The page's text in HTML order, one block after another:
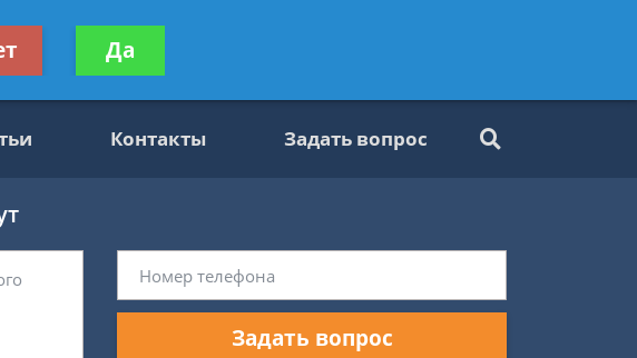
Получите консультацию
бесплатно
Контакты Задать вопрос
Задать вопрос
Да